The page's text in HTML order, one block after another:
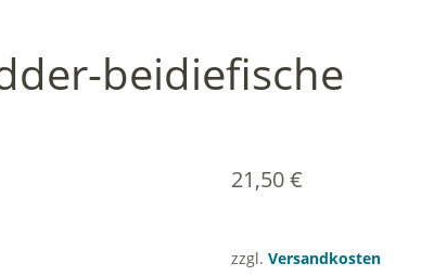
beidiefische
21,50€
zzgl.Versandkosten